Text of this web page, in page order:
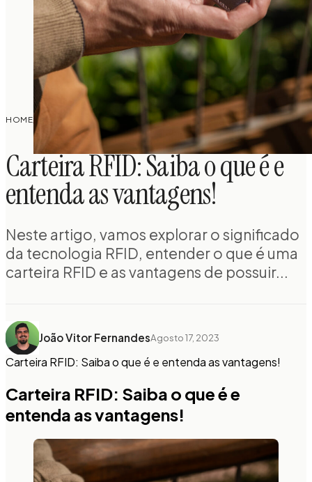
HOME/ DOCUMENTOS / CARTEIRA RFID: SAIBA O QUE É E ENTENDA AS
VANTAGENS!
Carteira RFID: Saiba o que é e
entenda as vantagens!
Neste artigo, vamos explorar o significado
da tecnologia RFID, entender o que é uma
carteira RFID e as vantagens de possuir...
João Vitor FernandesAgosto 17, 2023
Carteira RFID: Saiba o que é e entenda as vantagens!
Carteira RFID: Saiba o que é e
entenda as vantagens!